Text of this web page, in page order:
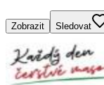
Zobrazit Sledovat